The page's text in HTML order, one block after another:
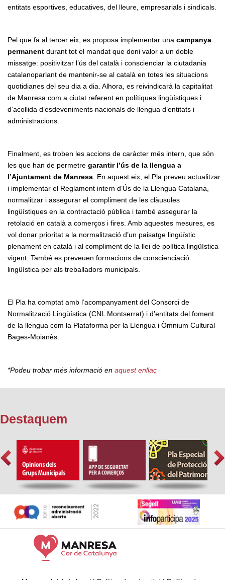
entitats esportives, educatives, del lleure, empresarials i sindicals.
Pel que fa al tercer eix, es proposa implementar una campanya
permanent durant tot el mandat que doni valor a un doble
missatge: positivitzar l’ús del català i conscienciar la ciutadania
catalanoparlant de mantenir-se al català en totes les situacions
quotidianes del seu dia a dia. Alhora, es reivindicarà la capitalitat
de Manresa com a ciutat referent en polítiques lingüístiques i
d’acollida d’esdeveniments nacionals de llengua d’entitats i
administracions.
Finalment, es troben les accions de caràcter més intern, que són
les que han de permetre garantir l’ús de la llengua a
l’Ajuntament de Manresa . En aquest eix, el Pla preveu actualitzar
i implementar el Reglament intern d’Ús de la Llengua Catalana,
normalitzar i assegurar el compliment de les clàusules
lingüístiques en la contractació pública i també assegurar la
retolació en català a comerços i fires. Amb aquestes mesures, es
vol donar prioritat a la normalització d’un paisatge lingüístic
plenament en català i al compliment de la llei de política lingüística
vigent. També es preveuen formacions de conscienciació
lingüística per als treballadors municipals.
El Pla ha comptat amb l’acompanyament del Consorci de
Normalització Lingüística (CNL Montserrat) i d’entitats del foment
de la llengua com la Plataforma per la Llengua i Òmnium Cultural
Bages-Moianès.
*Podeu trobar més informació en aquest enllaç
Destaquem